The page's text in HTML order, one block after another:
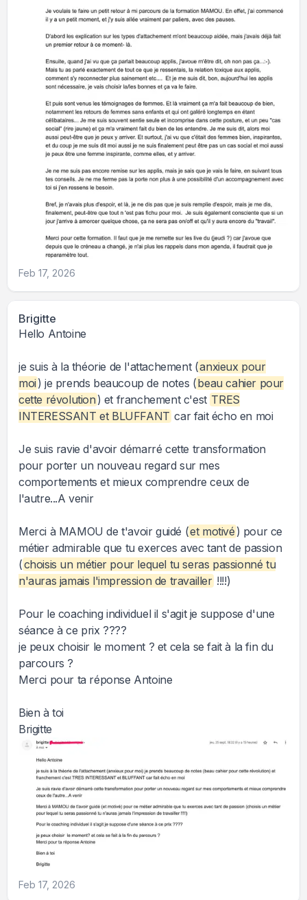
Feb 17, 2026
Brigitte
Hello Antoine
je suis à la théorie de l'attachement (anxieux pour
moi ) je prends beaucoup de notes (beau cahier pour
cette révolution ) et franchement c'est TRES
INTERESSANT et BLUFFANT car fait écho en moi
Je suis ravie d'avoir démarré cette transformation
pour porter un nouveau regard sur mes
comportements et mieux comprendre ceux de
l'autre...A venir
Merci à MAMOU de t'avoir guidé (et motivé ) pour ce
métier admirable que tu exerces avec tant de passion
(choisis un métier pour lequel tu seras passionné tu
n'auras jamais l'impression de travailler !!!!)
Pour le coaching individuel il s'agit je suppose d'une
séance à ce prix ????
je peux choisir le moment ? et cela se fait à la fin du
parcours ?
Merci pour ta réponse Antoine
Bien à toi
Brigitte
Feb 17, 2026